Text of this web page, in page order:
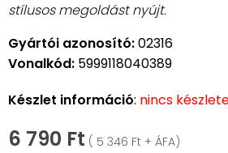
stílusos megoldást nyújt.
Gyártói azonosító:02316
Vonalkód: 5999118040389
Készlet információ: nincs
6 790 Ft ( 5 346 Ft + ÁFA)